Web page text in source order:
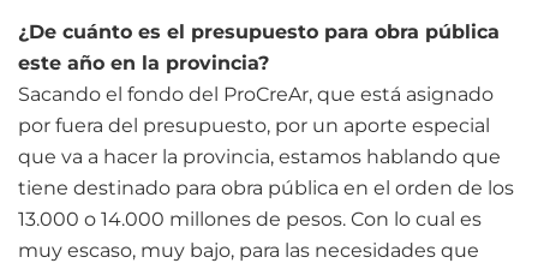
¿De cuánto es el presupuesto para obra pública
este año en la provincia?
Sacando el fondo del ProCreAr, que está asignado
por fuera del presupuesto, por un aporte especial
que va a hacer la provincia, estamos hablando que
tiene destinado para obra pública en el orden de los
13.000 o 14.000 millones de pesos. Con lo cual es
muy escaso, muy bajo, para las necesidades que